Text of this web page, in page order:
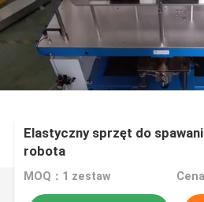
Elastyczny sprzęt do
robota
MOQ：1 zestaw